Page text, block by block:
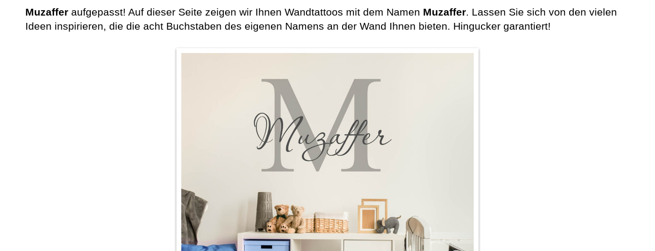
Muzaffer aufgepasst! Auf dieser Seite zeigen wir Ihnen Wandtattoos mit dem Namen Muzaffer. Lassen Sie sich von den vielen
Ideen inspirieren, die die acht Buchstaben des eigenen Namens an der Wand Ihnen bieten. Hingucker garantiert!